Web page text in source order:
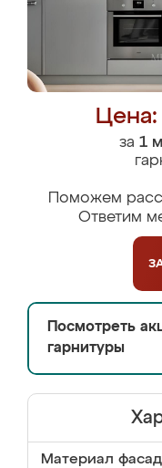
за 1
Поможем
Ответим
Посмотреть
гарнитуры
Материал